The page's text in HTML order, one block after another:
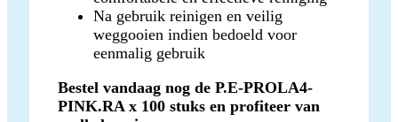
Na gebruik reinigen en veilig
weggooien indien bedoeld voor
eenmalig gebruik
Bestel vandaag nog de P.E-PROLA4-
PINK.RA x 100 stuks en profiteer van